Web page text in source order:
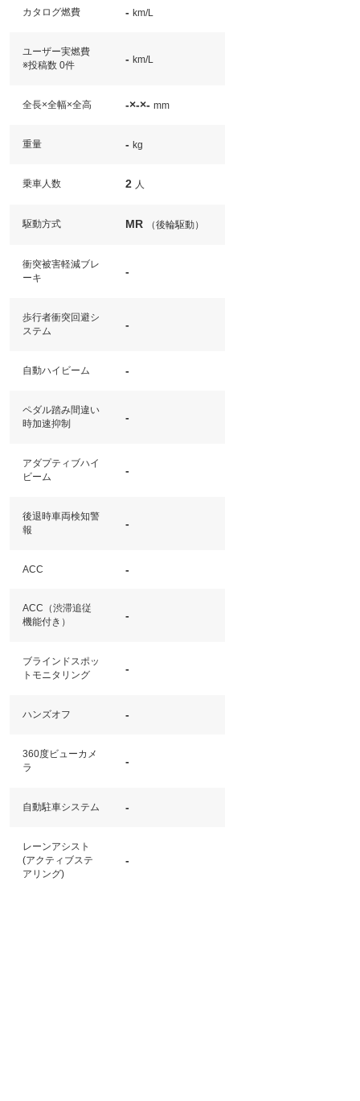
カタログ燃費 - km/L
ユーザー実燃費
※投稿数 0件
- km/L
全長×全幅×全高 -×-×- mm
重量 - kg
乗車人数 2 人
駆動方式 MR （後輪駆動）
衝突被害軽減ブレ
ーキ
-
歩行者衝突回避シ
ステム
-
自動ハイビーム -
ペダル踏み間違い
時加速抑制
-
アダプティブハイ
ビーム
-
後退時車両検知警
報
-
ACC -
ACC（渋滞追従
機能付き）
-
ブラインドスポッ
トモニタリング
-
ハンズオフ -
360度ビューカメ
ラ
-
自動駐車システム -
レーンアシスト
(アクティブステ
アリング)
-